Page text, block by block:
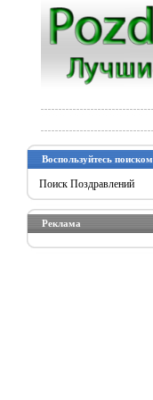
Воспользуйтесь поиском
Реклама